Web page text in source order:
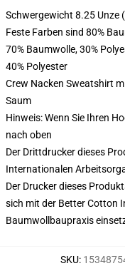
Schwergewicht 8.25 Unze
Feste Farben sind 80%
70% Baumwolle, 30%
40% Polyester
Crew Nacken Sweatshirt
Saum
Hinweis: Wenn Sie Ihren
nach oben
Der Drittdrucker dieses
Internationalen
Der Drucker dieses
sich mit der Better Cotton
Baumwollbaupraxis
SKU: